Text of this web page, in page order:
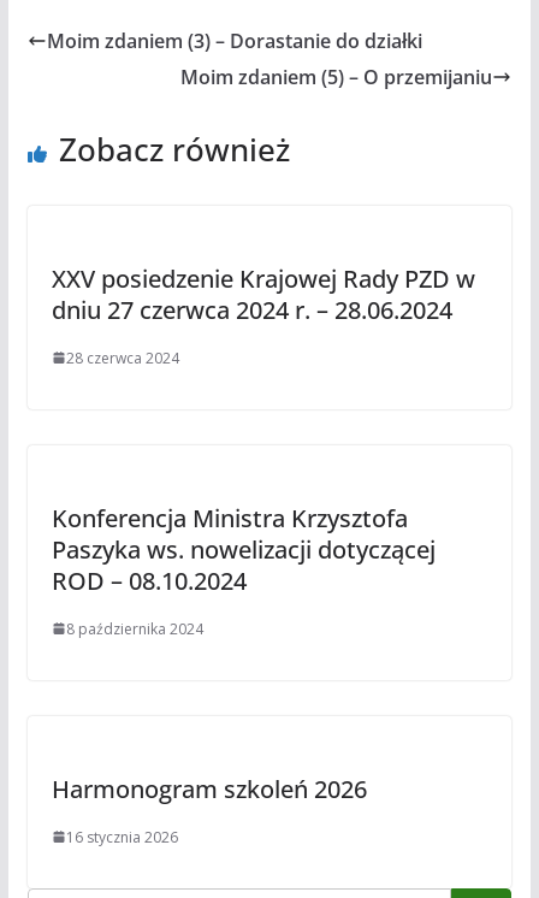
Moim zdaniem (3) – Dorastanie do działki
Moim zdaniem (5) – O przemijaniu
Zobacz również
XXV posiedzenie Krajowej Rady PZD w
dniu 27 czerwca 2024 r. – 28.06.2024
28 czerwca 2024
Konferencja Ministra Krzysztofa
Paszyka ws. nowelizacji dotyczącej
ROD – 08.10.2024
8 października 2024
Harmonogram szkoleń 2026
16 stycznia 2026